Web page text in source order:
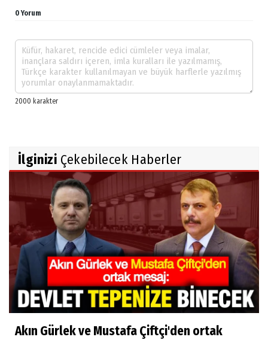
0 Yorum
İlginizi Çekebilecek Haberler
Akın Gürlek ve Mustafa Çiftçi'den ortak